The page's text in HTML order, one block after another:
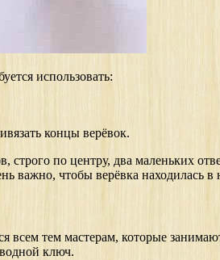
использовать:
концы верёвок.
строго по центру, два маленьких
важно, чтобы верёвка находилась
всем тем мастерам, которые
ключ.